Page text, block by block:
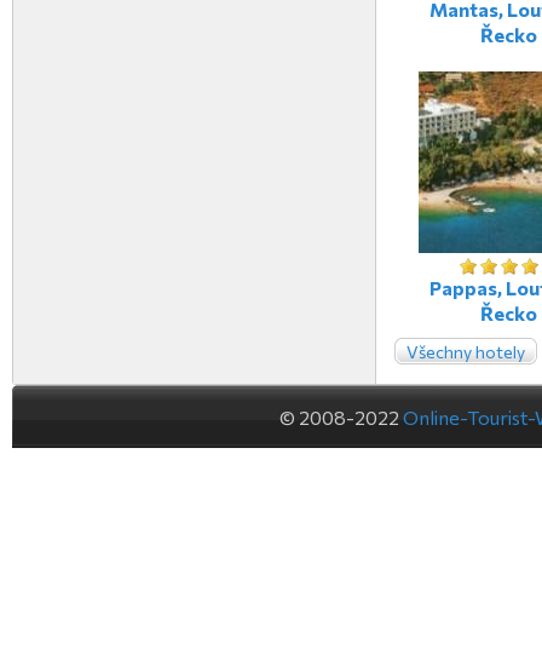
Mantas,
Řecko
Pappas,
Řecko
Všechny hotely
© 2008-2022 Online-